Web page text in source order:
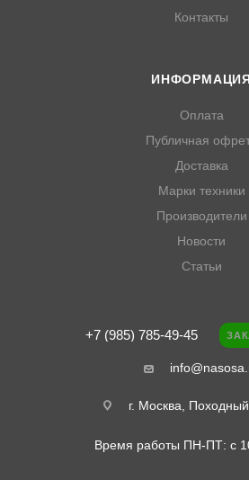
Контакты
ИНФОРМАЦИЯ
Оплата
Публичная
Доставка
Марки техники
Производители
Новости
Статьи
+7 (985) 785-49-45
г. Москва,
Время работы ПН-ПТ: с